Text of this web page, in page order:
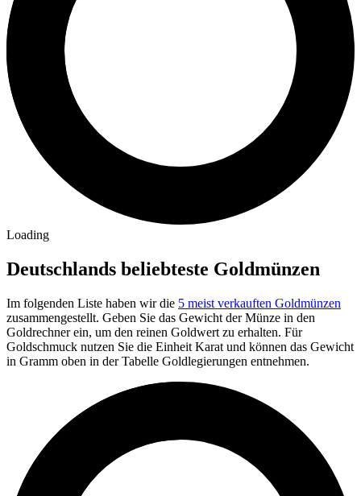
Loading
Deutschlands beliebteste Goldmünzen
Im folgenden Liste haben wir die 5 meist verkauften Goldmünzen
zusammengestellt. Geben Sie das Gewicht der Münze in den
Goldrechner ein, um den reinen Goldwert zu erhalten. Für
Goldschmuck nutzen Sie die Einheit Karat und können das Gewicht
in Gramm oben in der Tabelle Goldlegierungen entnehmen.